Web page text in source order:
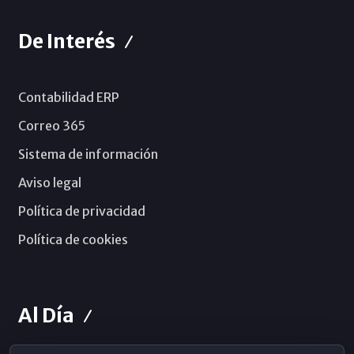
De Interés
Contabilidad ERP
Correo 365
Sistema de información
Aviso legal
Política de privacidad
Política de cookies
Al Día